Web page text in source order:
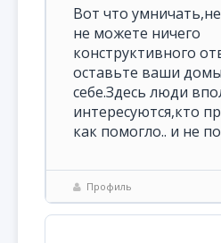
Вот что
не можете ничего
конструктивного
оставьте ваши
себе.Здесь люди
интересуются,кто
как помогло.. и не
Профиль